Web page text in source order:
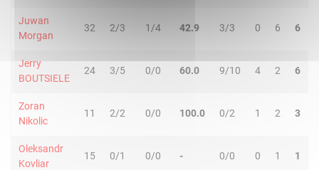
Juwan
Morgan
32 2/3 1/4 42.9 3/3 0 6 6
Jerry
BOUTSIELE
24 3/5 0/0 60.0 9/10 4 2 6
Zoran
Nikolic
11 2/2 0/0 100.0 0/2 1 2 3
Oleksandr
Kovliar
15 0/1 0/0 - 0/0 0 1 1